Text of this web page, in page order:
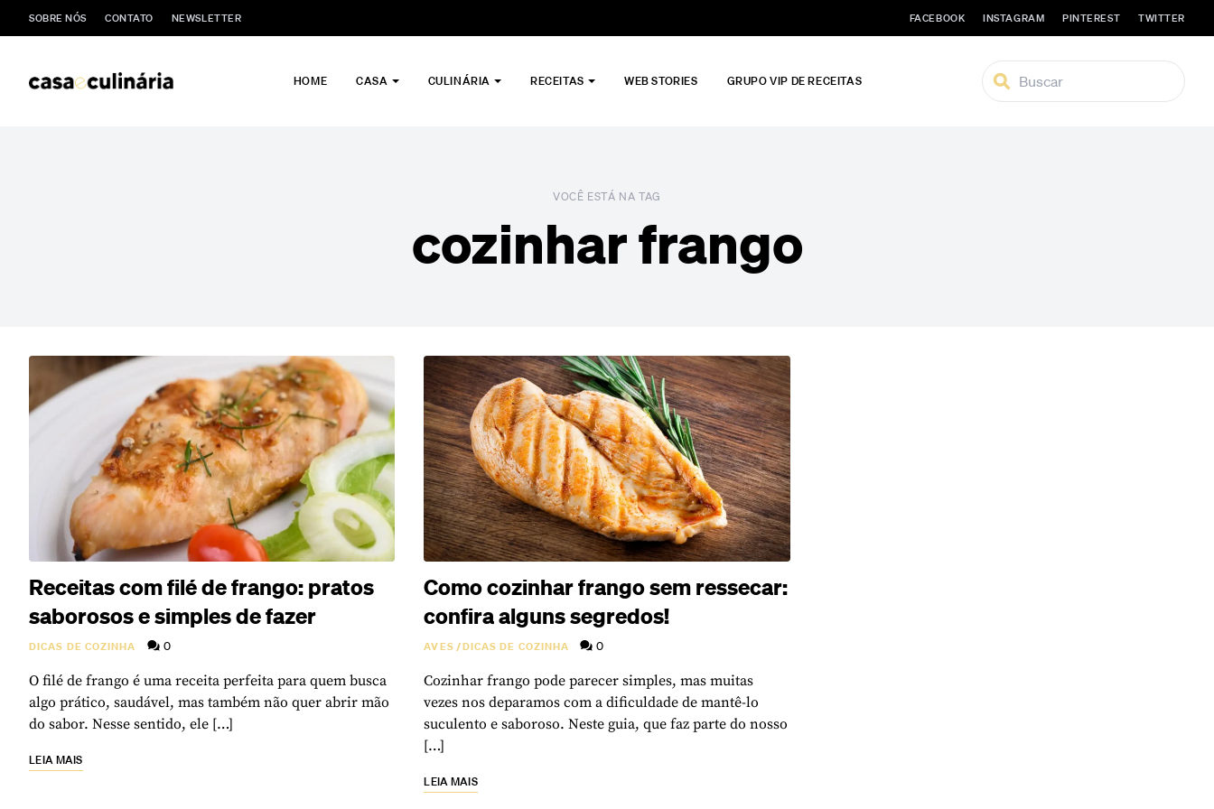
SOBRE NÓS CONTATO NEWSLETTER FACEBOOK INSTAGRAM PINTEREST TWITTER
HOME CASA CULINÁRIA RECEITAS WEB STORIES GRUPO VIP DE RECEITAS
VOCÊ ESTÁ NA TAG
cozinhar frango
Receitas com filé de frango: pratos
saborosos e simples de fazer
DICAS DE COZINHA 0
O filé de frango é uma receita perfeita para quem busca
algo prático, saudável, mas também não quer abrir mão
do sabor. Nesse sentido, ele […]
LEIA MAIS
Como cozinhar frango sem ressecar:
confira alguns segredos!
AVES/DICAS DE COZINHA 0
Cozinhar frango pode parecer simples, mas muitas
vezes nos deparamos com a dificuldade de mantê-lo
suculento e saboroso. Neste guia, que faz parte do nosso
[…]
LEIA MAIS